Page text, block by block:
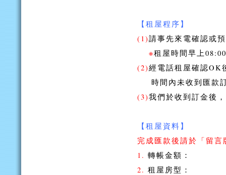
【租屋程序】
(1)請事先來電確認或
※租屋時間早上
(2)經電話租屋確認OK
時間內未收到匯款訂
(3)我們於收到訂金後
【租屋資料】
完成匯款後請於「留
1. 轉帳金額：
2. 租屋房型：